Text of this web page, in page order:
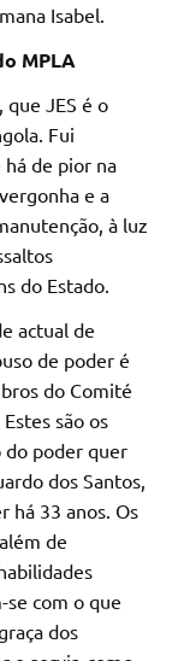
Isabel.
MPLA
que JES é o
Fui
há de pior na
e a
à luz
do Estado.
actual de
de poder é
do Comité
são os
do poder quer
dos Santos,
há 33 anos. Os
de
com o que
dos